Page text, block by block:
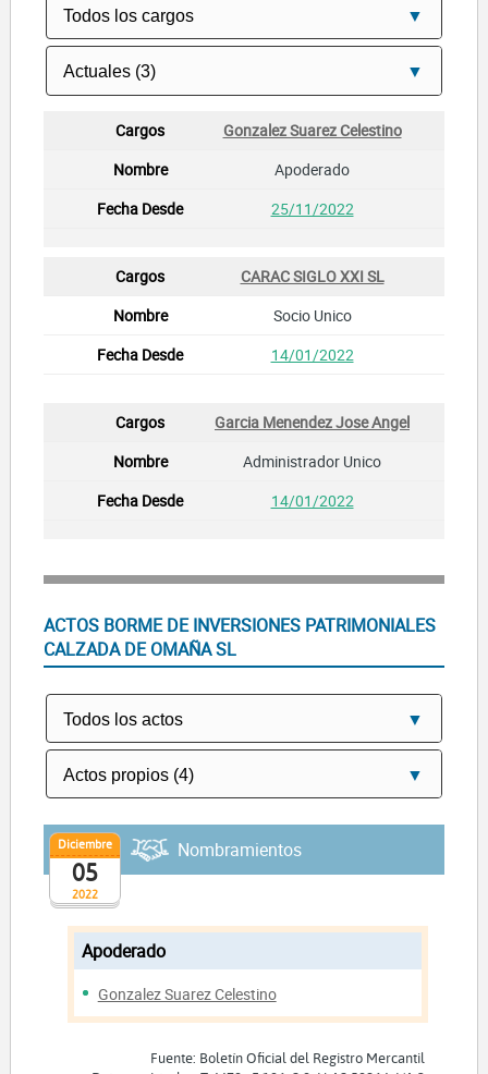
Gonzalez Suarez Celestino
Apoderado
25/11/2022
CARAC SIGLO XXI SL
Socio Unico
14/01/2022
Garcia Menendez Jose Angel
Administrador Unico
14/01/2022
ACTOS BORME DE INVERSIONES PATRIMONIALES
CALZADA DE OMAÑA SL
2022
Diciembre
05
Nombramientos
Apoderado
Gonzalez Suarez Celestino
Fuente: Boletín Oficial del Registro Mercantil